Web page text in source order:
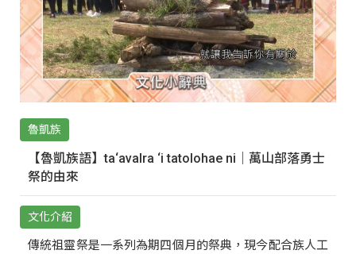
魯凱族
【魯凱族語】ta‘avalra ‘i tatolohae ni｜萬山部落勇士
祭的由來
文化介紹
傳統祖靈祭是一系列為期四個月的祭典，現今配合族人工